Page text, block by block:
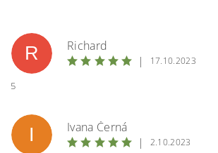
R
Richard
|
17.10.2023
5
I
Ivana Černá
|
2.10.2023